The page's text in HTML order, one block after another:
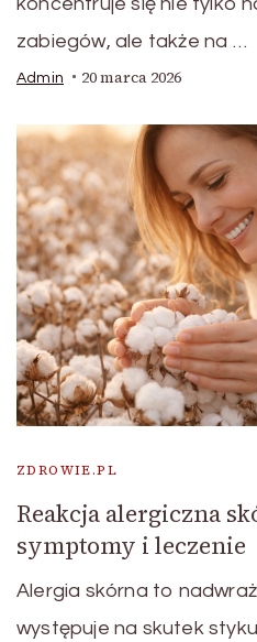
zabiegów, ale także na …
Admin 20 marca 2026
ZDROWIE.PL
Reakcja alergiczna
symptomy i leczenie
Alergia skórna to
występuje na skutek